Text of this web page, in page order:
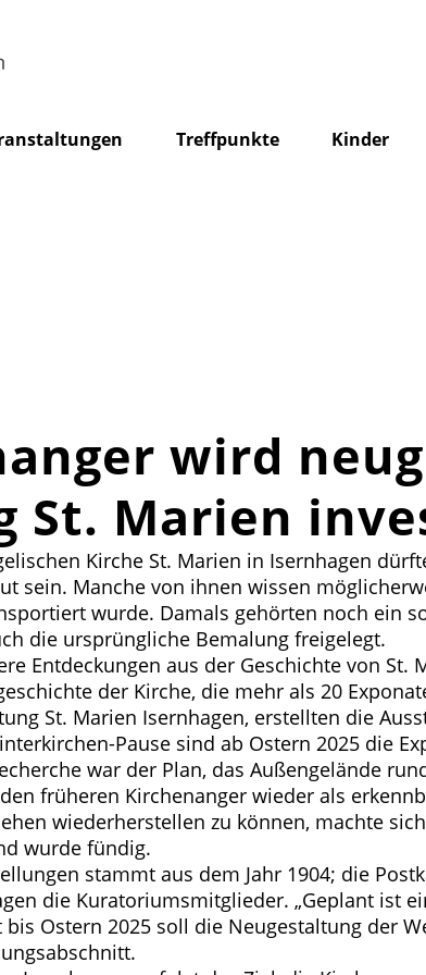
Treffpunkte Kinder
wird
St. Marien
Kirche St. Marien in Isernhagen
sein. Manche von ihnen wissen
wurde. Damals gehörten noch ein
die ursprüngliche Bemalung freigelegt.
Entdeckungen aus der Geschichte von
der Kirche, die mehr als 20
St. Marien Isernhagen, erstellten die
Pause sind ab Ostern 2025 die
war der Plan, das Außengelände
früheren Kirchenanger wieder als
wiederherstellen zu können, machte
wurde fündig.
stammt aus dem Jahr 1904; die
die Kuratoriumsmitglieder. „Geplant ist
Ostern 2025 soll die Neugestaltung der